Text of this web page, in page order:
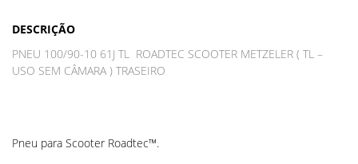
DESCRIÇÃO
PNEU 100/90-10 61J TL ROADTEC SCOOTER METZELER ( TL –
USO SEM CÂMARA ) TRASEIRO
Pneu para Scooter Roadtec™.